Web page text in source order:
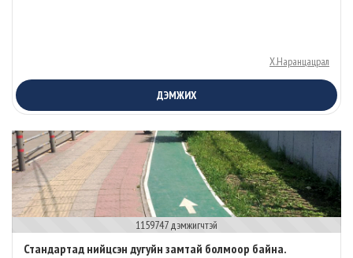
Х.Наранцацрал
ДЭМЖИХ
1159747 дэмжигчтэй
Стандартад нийцсэн дугуйн замтай болмоор байна.